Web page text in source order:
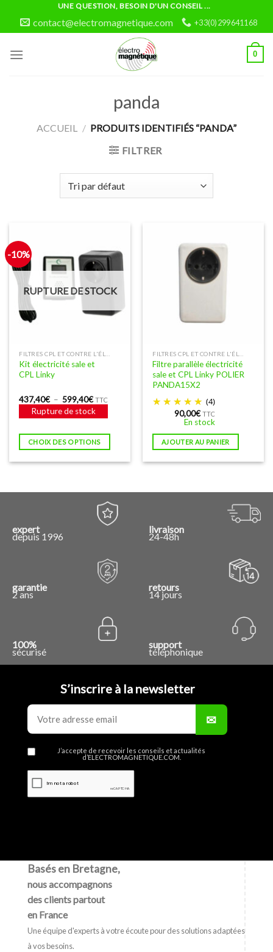
UNE QUESTION, BESOIN D'UN CONSEIL ...
contact@electromagnetique.com +33(0)299641168
0
panda
ACCUEIL / PRODUITS IDENTIFIÉS “PANDA”
FILTRER
-10%
RUPTURE DE STOCK
FILTRES CPL ET CONTRE L'ÉLECTRICITÉ SALE
Kit électricité sale et
CPL Linky
437,40€ – 599,40€Plage
de
prix :
599,40€
TTC
Rupture de stock
CHOIX DES OPTIONS
Ce
produit
a
plusieurs
variations.
Les
options
peuvent
produit
FILTRES CPL ET CONTRE L'ÉLECTRICITÉ SALE
Filtre parallèle électricité
sale et CPL Linky POLIER
PANDA15X2
(4)
90,00€ TTC
En stock
AJOUTER AU PANIER
expert
depuis 1996
livraison
24-48h
garantie
2 ans
retours
14 jours
100%
sécurisé
support
téléphonique
S’inscrire à la newsletter
J’accepte de recevoir les conseils et actualités
d’ELECTROMAGNETIQUE.COM.
Basés en Bretagne,
nous accompagnons
des clients partout
en France
Une équipe d'experts à votre écoute pour des solutions adaptées
à vos besoins.